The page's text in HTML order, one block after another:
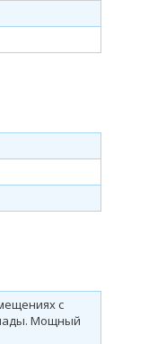
с
Мощный